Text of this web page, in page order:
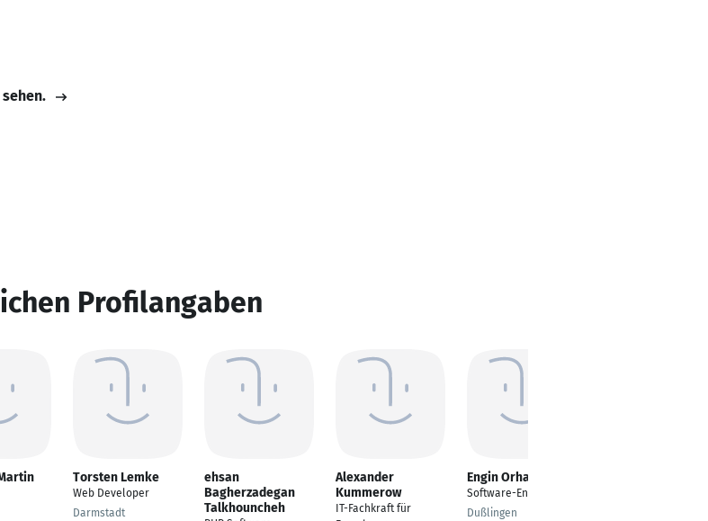
Profilangaben
Torsten Lemke
Web Developer
Darmstadt
ehsan
Bagherzadegan
Talkhouncheh
Alexander
Kummerow
IT-Fachkraft für
Engin Orhan
Software-Entwickler
Dußlingen